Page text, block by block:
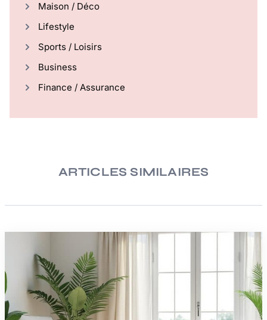
Maison / Déco
Lifestyle
Sports / Loisirs
Business
Finance / Assurance
ARTICLES SIMILAIRES